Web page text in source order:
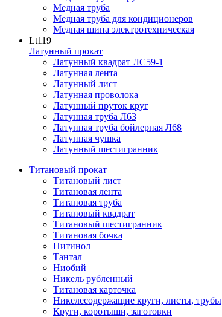
Медная труба
Медная труба для кондиционеров
Медная шина электротехническая
Lt119
Латунный прокат
Латунный квадрат ЛС59-1
Латунная лента
Латунный лист
Латунная проволока
Латунный пруток круг
Латунная труба Л63
Латунная труба бойлерная Л68
Латунная чушка
Латунный шестигранник
Титановый прокат
Титановый лист
Титановая лента
Титановая труба
Титановый квадрат
Титановый шестигранник
Титановая бочка
Нитинол
Тантал
Ниобий
Никель рубленный
Титановая карточка
Никелесодержащие круги, листы, трубы
Круги, коротыши, заготовки